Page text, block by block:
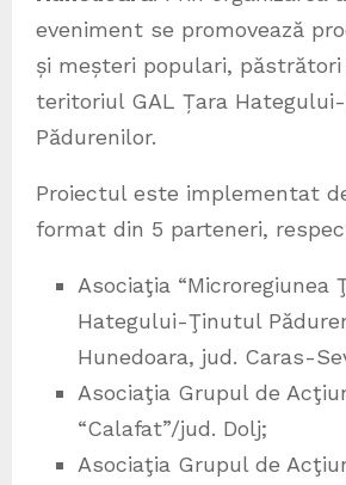
eveniment se promovează
și meșteri populari,
teritoriul GAL Țara
Pădurenilor.
Proiectul este implementat
format din 5 parteneri,
Asociaţia “Microregiunea
Hategului-Ţinutul
Hunedoara, jud. Caras-
Asociaţia Grupul de
“Calafat”/jud. Dolj;
Asociaţia Grupul de